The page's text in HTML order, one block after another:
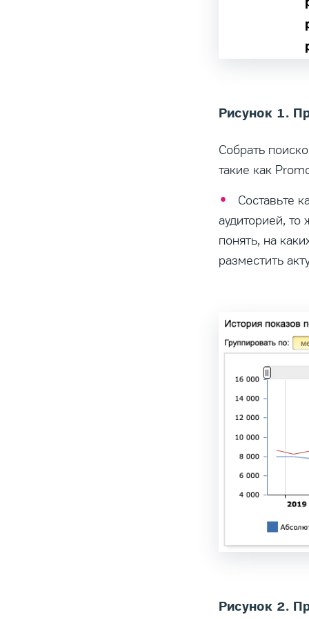
Рисунок 1.
Собрать
такие как
Составьте
аудиторией,
понять, на
разместить
Рисунок 2.